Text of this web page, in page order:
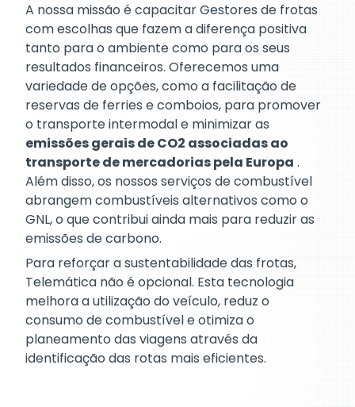
A nossa missão é capacitar Gestores de frotas
com escolhas que fazem a diferença positiva
tanto para o ambiente como para os seus
resultados financeiros. Oferecemos uma
variedade de opções, como a facilitação de
reservas de ferries e comboios, para promover
o transporte intermodal e minimizar as
emissões gerais de CO2 associadas ao
transporte de mercadorias pela Europa .
Além disso, os nossos serviços de combustível
abrangem combustíveis alternativos como o
GNL, o que contribui ainda mais para reduzir as
emissões de carbono.
Para reforçar a sustentabilidade das frotas,
Telemática não é opcional. Esta tecnologia
melhora a utilização do veículo, reduz o
consumo de combustível e otimiza o
planeamento das viagens através da
identificação das rotas mais eficientes.